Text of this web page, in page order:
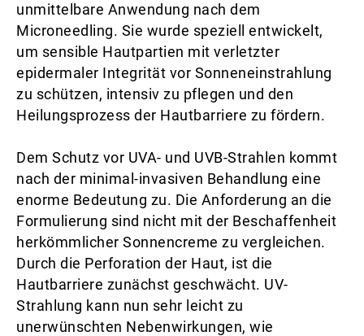
unmittelbare Anwendung nach dem
Microneedling. Sie wurde speziell entwickelt,
um sensible Hautpartien mit verletzter
epidermaler Integrität vor Sonneneinstrahlung
zu schützen, intensiv zu pflegen und den
Heilungsprozess der Hautbarriere zu fördern.
Dem Schutz vor UVA- und UVB-Strahlen kommt
nach der minimal-invasiven Behandlung eine
enorme Bedeutung zu. Die Anforderung an die
Formulierung sind nicht mit der Beschaffenheit
herkömmlicher Sonnencreme zu vergleichen.
Durch die Perforation der Haut, ist die
Hautbarriere zunächst geschwächt. UV-
Strahlung kann nun sehr leicht zu
unerwünschten Nebenwirkungen, wie